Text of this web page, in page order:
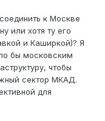
к Москве
или хотя ту его
и Каширкой)? Я
бы московским
чтобы
сектор МКАД.
для